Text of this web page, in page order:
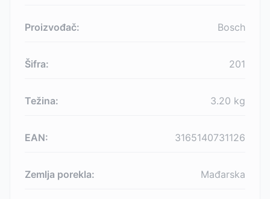
Proizvođač: Bosch
Šifra: 201
Težina: 3.20 kg
EAN: 3165140731126
Zemlja porekla: Mađarska